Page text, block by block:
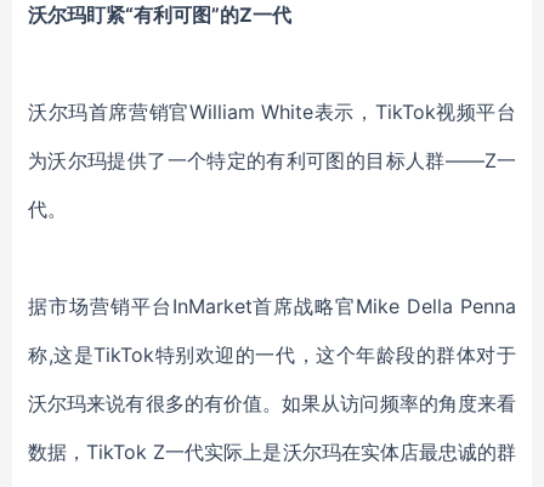
沃尔玛盯紧“有利可图”的Z一代
沃尔玛首席营销官William White表示 ， TikTok视频平台
为沃尔玛提供了一个特定的有利可图的目标人群——Z一
代。
据市场营销平台 InMarket首席战略官Mike Della Penna
称,这是TikTok特别欢迎的一代 ，这个年龄段的群体对于
沃尔玛来说有很多的有价值。如果从访问频率的角度来看
数据，TikTok Z一代实际上是沃尔玛在实体店最忠诚的群